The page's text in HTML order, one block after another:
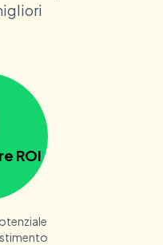
ROI